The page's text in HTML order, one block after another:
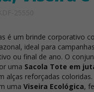
é um brinde corporativo
ideal para
ou final de ano. O
uma Sacola Tote em
alças reforçadas coloridas.
uma Viseira Ecológica,